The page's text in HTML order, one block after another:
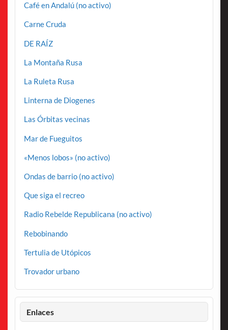
Café en Andalú (no activo)
Carne Cruda
DE RAÍZ
La Montaña Rusa
La Ruleta Rusa
Linterna de Diogenes
Las Órbitas vecinas
Mar de Fueguitos
«Menos lobos» (no activo)
Ondas de barrio (no activo)
Que siga el recreo
Radio Rebelde Republicana (no activo)
Rebobinando
Tertulia de Utópicos
Trovador urbano
Enlaces